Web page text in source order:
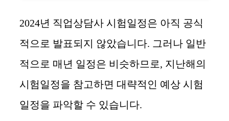
2024년 직업상담사 시험일정은 아직 공식
적으로 발표되지 않았습니다. 그러나 일반
적으로 매년 일정은 비슷하므로, 지난해의
시험일정을 참고하면 대략적인 예상 시험
일정을 파악할 수 있습니다.